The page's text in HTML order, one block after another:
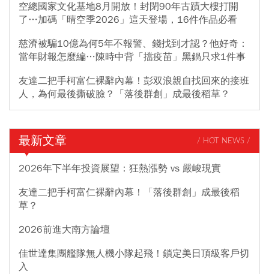
空總國家文化基地8月開放！封閉90年古蹟大樓打開
了…加碼「晴空季2026」這天登場，16件作品必看
慈濟被騙10億為何5年不報警、錢找到才認？他好奇：
當年財報怎麼編…陳時中背「擋疫苗」黑鍋只求1件事
友達二把手柯富仁裸辭內幕！彭双浪親自找回來的接班
人，為何最後撕破臉？「落後群創」成最後稻草？
最新文章 / HOT NEWS /
2026年下半年投資展望：狂熱漲勢 vs 嚴峻現實
友達二把手柯富仁裸辭內幕！「落後群創」成最後稻
草？
2026前進大南方論壇
佳世達集團艦隊無人機小隊起飛！鎖定美日頂級客戶切
入